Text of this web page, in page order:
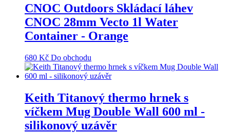
CNOC Outdoors Skládací láhev
CNOC 28mm Vecto 1l Water
Container - Orange
680 Kč Do obchodu
Keith Titanový thermo hrnek s
víčkem Mug Double Wall 600 ml -
silikonový uzávěr